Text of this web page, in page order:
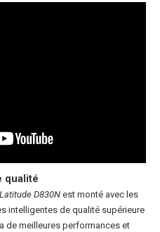
qualité
D830N est monté avec les
intelligentes de qualité supérieure
de meilleures performances et